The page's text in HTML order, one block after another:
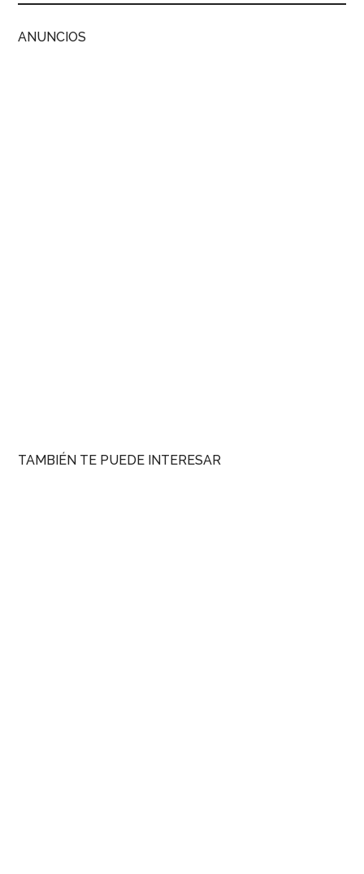
ANUNCIOS
TAMBIÉN TE PUEDE INTERESAR